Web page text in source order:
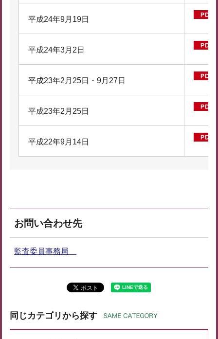
平成24年9月19日
平成24年3月2日
平成23年2月25日・9月27日
平成23年2月25日
平成22年9月14日
お問い合わせ先
監査委員事務局
同じカテゴリから探す